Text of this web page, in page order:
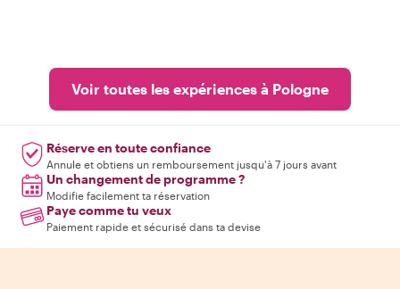
Voir toutes les expériences à Pologne
Réserve en toute confiance
Annule et obtiens un remboursement jusqu'à 7 jours avant
Un changement de programme ?
Modifie facilement ta réservation
Paye comme tu veux
Paiement rapide et sécurisé dans ta devise